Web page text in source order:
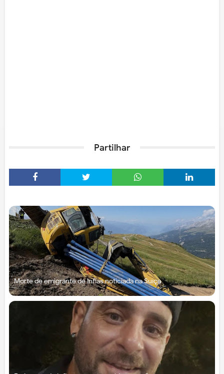
Partilhar
Morte de emigrante de Infias noticiada na Suíça